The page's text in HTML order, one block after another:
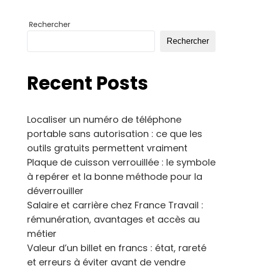
Rechercher
Rechercher
Recent Posts
Localiser un numéro de téléphone
portable sans autorisation : ce que les
outils gratuits permettent vraiment
Plaque de cuisson verrouillée : le symbole
à repérer et la bonne méthode pour la
déverrouiller
Salaire et carrière chez France Travail :
rémunération, avantages et accès au
métier
Valeur d’un billet en francs : état, rareté
et erreurs à éviter avant de vendre